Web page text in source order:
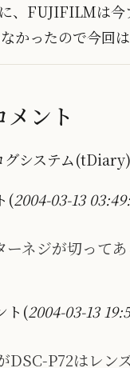
、FUJIFILMは
かったので今回は
メント
システム(tDiary)
(2004-03-13
ーネジが切って
ト(2004-03-13
DSC-P72はレン